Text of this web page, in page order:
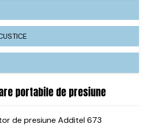
portabile de presiune